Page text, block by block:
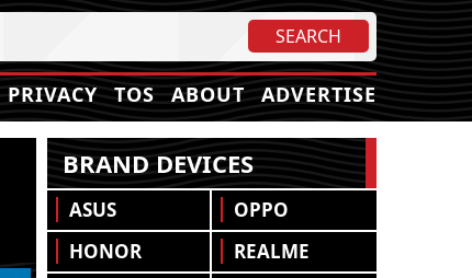
PRIVACY TOS ABOUT ADVERTISE
BRAND DEVICES
ASUS
HONOR
OPPO
REALME